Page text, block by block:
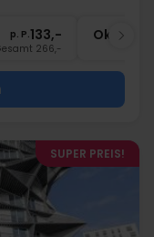
p. P.133,-
266,-
Okt
SUPER PREIS!